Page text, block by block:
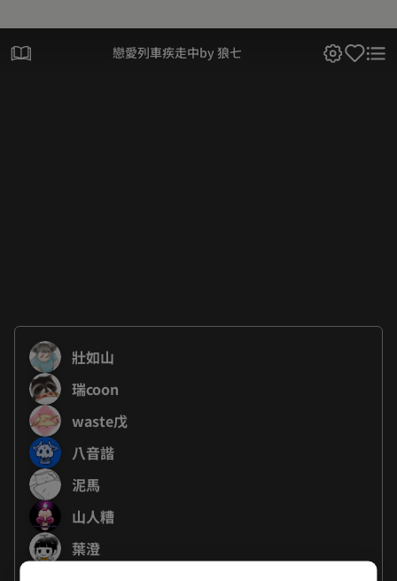
戀愛列車疾走中by 狼七
壯如山
瑞coon
waste戊
八音諧
泥馬
山人糟
葉澄